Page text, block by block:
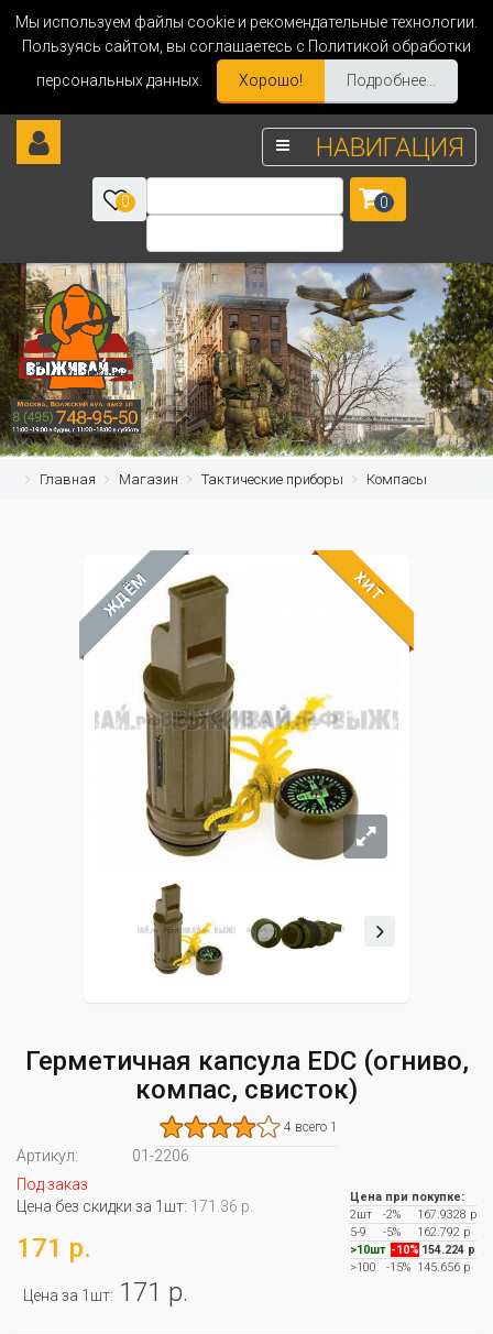
Мы используем файлы cookie и рекомендательные технологии.
Пользуясь сайтом, вы соглашаетесь с Политикой обработки
персональных данных.
Хорошо! Подробнее...
НАВИГАЦИЯ
0 0
Главная Магазин Тактические приборы Компасы
ЖДЁМ ХИТ
Герметичная капсула EDC (огниво,
компас, свисток)
4 всего 1
Артикул:
01-2206
Под заказ
Цена без скидки за 1шт: 171.36 р.
171 р.
Цена за 1шт: 171 р.
Цена при покупке:
2шт
-2%
167.9328 р
5-9
-5%
162.792 р
>10шт -10% 154.224 р
>100
-15% 145.656 р